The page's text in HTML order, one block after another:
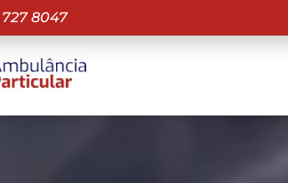
8047